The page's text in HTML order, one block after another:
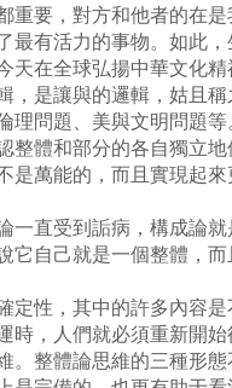
要，對方和他者的在
有活力的事物。如此
在全球弘揚中華文化精
是讓與的邏輯，姑且稱
問題、美與文明問題
體和部分的各自獨立
萬能的，而且實現起來
直受到詬病，構成論就
自己就是一個整體，
性，其中的許多內容是
，人們就必須重新開
整體論思維的三種形